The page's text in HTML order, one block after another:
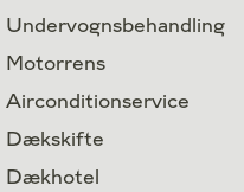
Undervognsbehandling
Motorrens
Airconditionservice
Dækskifte
Dækhotel